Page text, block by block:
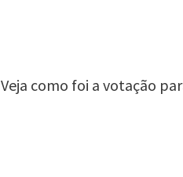
Veja como foi a votação